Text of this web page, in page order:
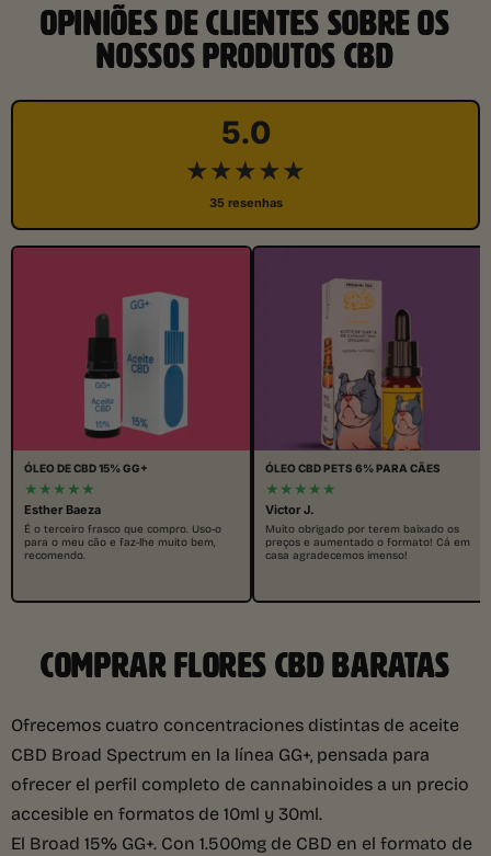
OPINIÕES DE CLIENTES SOBRE OS
NOSSOS PRODUTOS CBD
5.0
★★★★★
35 resenhas
ÓLEO DE CBD 15% GG+
★★★★★
Esther Baeza
É o terceiro frasco que compro. Uso-o
para o meu cão e faz-lhe muito bem,
recomendo.
ÓLEO CBD PETS 6% PARA CÃES
★★★★★
Victor J.
Muito obrigado por terem baixado os
preços e aumentado o formato! Cá em
casa agradecemos imenso!
COMPRAR FLORES CBD BARATAS
Ofrecemos cuatro concentraciones distintas de aceite
CBD Broad Spectrum en la línea GG+, pensada para
ofrecer el perfil completo de cannabinoides a un precio
accesible en formatos de 10ml y 30ml.
El Broad 15% GG+. Con 1.500mg de CBD en el formato de